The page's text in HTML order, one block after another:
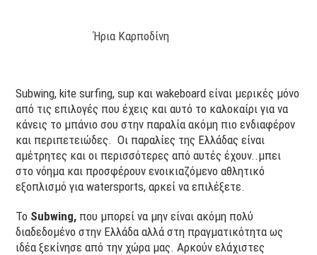
Ήρια Καρποδίνη
Subwing, kite surfing, sup και wakeboard είναι μερικές μόνο
από τις επιλογές που έχεις και αυτό το καλοκαίρι για να
κάνεις το μπάνιο σου στην παραλία ακόμη πιο ενδιαφέρον
και περιπετειώδες. Οι παραλίες της Ελλάδας είναι
αμέτρητες και οι περισσότερες από αυτές έχουν..μπει
στο νόημα και προσφέρουν ενοικιαζόμενο αθλητικό
εξοπλισμό για watersports, αρκεί να επιλέξετε.
Το Subwing, που μπορεί να μην είναι ακόμη πολύ
διαδεδομένο στην Ελλάδα αλλά στη πραγματικότητα ως
ιδέα ξεκίνησε από την χώρα μας. Αρκούν ελάχιστες